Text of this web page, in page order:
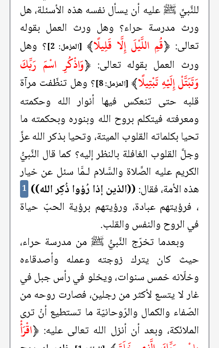
للنَّبيِّ ﷺ عليه أن يسأل نفسه هذه الأسئلة، هل
ورث مدرسة حراء؟ وهل ورث العمل بقوله
تعالى: ﴿قُمِ اللَّيْلَ إِلَّا قَلِيلًا﴾ [المزمل: 2]
؟ وهل
ورث العمل بقوله تعالى: ﴿وَاذْكُرِ اسْمَ رَبِّكَ
وَتَبَتَّلْ إِلَيْهِ تَبْتِيلًا﴾ [المزمل: 8]
؟ وهل تنظّفت مرآة
قلبه حتى تنعكس فيها أنوار الله وحكمته
ومعرفته فيتكلم بروح الله وبنوره وبحكمته ما
تحيا بكلماته القلوب الميتة، وتحيا بذكر الله عزَّ
وجلَّ القلوب الغافلة بالنظر إليه؟ كما قال النَّبيُّ
الكريم عليه الصَّلاة والسَّلام لـمَّا سئل عن خيار
هذه الأمة، فقال:((الذين إذا رُؤوا ذُكِر الله)) 1
، فرؤيتهم عبادة، ورؤيتهم برؤية الحبّ حياة
في الروح والنفس والقلب.
وبعدما تخرّج النَّبيُّ ﷺ من مدرسة حراء،
حيث كان يترك زوجته وعمله وأصدقاءه
وخلّانه خمس سنوات، ويخلو في رأس جبل في
غار لا يتسع لأكثر من رجلين، فصارت روحه من
الصّفاء والكمال والرّوحانيّة ما تستطيع أنْ ترى
الملائكة، وبعد أن أنزل الله تعالى عليه: ﴿اقْرَأْ